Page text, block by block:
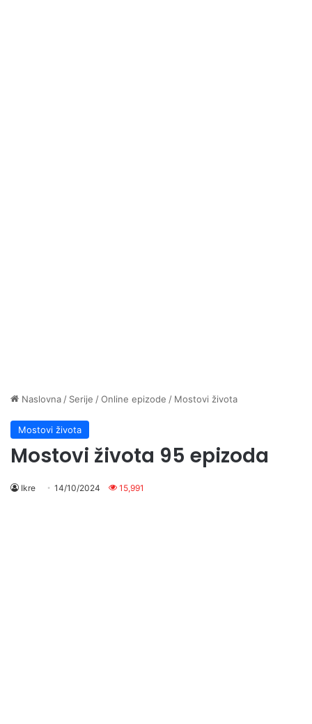
Naslovna / Serije /Online epizode / Mostovi života
Mostovi života
Mostovi života 95 epizoda
Ikre 14/10/2024 15,991